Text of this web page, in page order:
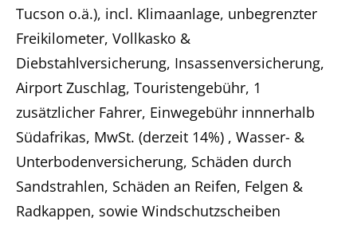
Tucson o.ä.), incl. Klimaanlage, unbegrenzter
Freikilometer, Vollkasko &
Diebstahlversicherung, Insassenversicherung,
Airport Zuschlag, Touristengebühr, 1
zusätzlicher Fahrer, Einwegebühr innnerhalb
Südafrikas, MwSt. (derzeit 14%) , Wasser- &
Unterbodenversicherung, Schäden durch
Sandstrahlen, Schäden an Reifen, Felgen &
Radkappen, sowie Windschutzscheiben